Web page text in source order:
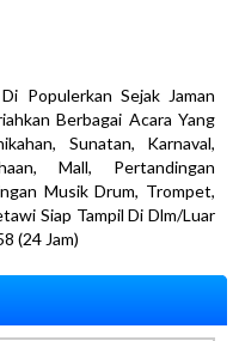
Populerkan Sejak Jaman
Berbagai Acara Yang
Sunatan, Karnaval,
Mall, Pertandingan
Musik Drum, Trompet,
Siap Tampil Di Dlm/Luar
(24 Jam)